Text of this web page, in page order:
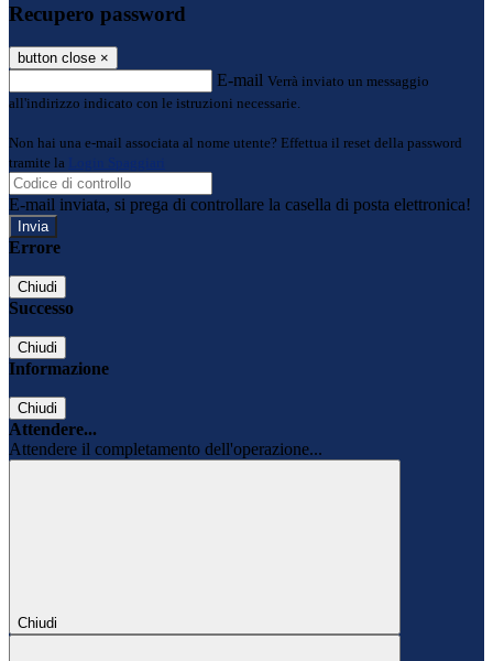
Recupero password
button close ×
E-mail Verrà inviato un messaggio
all'indirizzo indicato con le istruzioni necessarie.
Non hai una e-mail associata al nome utente? Effettua il reset della password
tramite la
Login Spaggiari
E-mail inviata, si prega di controllare la casella di posta elettronica!
Errore
Chiudi
Successo
Chiudi
Informazione
Chiudi
Attendere...
Attendere il completamento dell'operazione...
Chiudi